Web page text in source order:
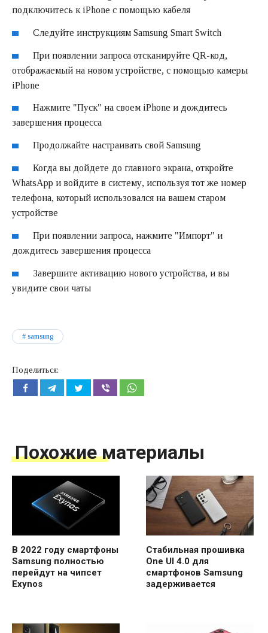
подключитесь к iPhone с помощью кабеля
Следуйте инструкциям Samsung Smart Switch
При появлении запроса отсканируйте QR-код,
отображаемый на новом устройстве, с помощью камеры
iPhone
Нажмите "Пуск" на своем iPhone и дождитесь
завершения процесса
Продолжайте настраивать свой Samsung
Когда вы дойдете до главного экрана, откройте
WhatsApp и войдите в систему, используя тот же номер
телефона, который использовался на вашем старом
устройстве
При появлении запроса, нажмите "Импорт" и
дождитесь завершения процесса
Завершите активацию нового устройства, и вы
увидите свои чаты
samsung
Поделиться:
Похожие материалы
В 2022 году смартфоны
Samsung полностью
перейдут на чипсет
Exynos
Стабильная прошивка
One UI 4.0 для
смартфонов Samsung
задерживается